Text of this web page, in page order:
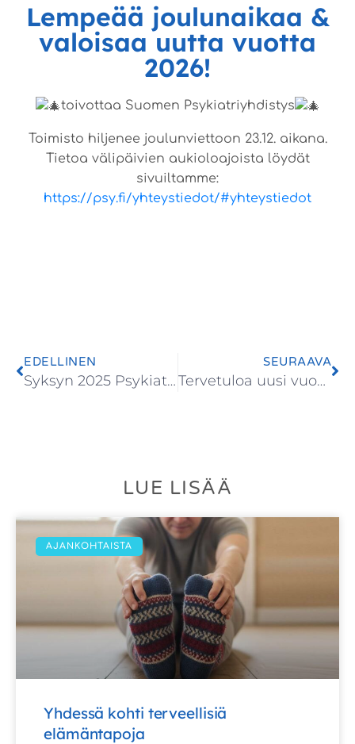
Lempeää joulunaikaa &
valoisaa uutta vuotta
2026!
toivottaa Suomen Psykiatriyhdistys
Toimisto hiljenee joulunviettoon 23.12. aikana.
Tietoa välipäivien aukioloajoista löydät
sivuiltamme:
https://psy.fi/yhteystiedot/#yhteystiedot
EDELLINEN
Syksyn 2025 Psykiatripäivien paras luennoitsija valittu
SEURAAVA
Tervetuloa uusi vuosi ja uusi hallitus 2026
LUE LISÄÄ
AJANKOHTAISTA
Yhdessä kohti terveellisiä
elämäntapoja